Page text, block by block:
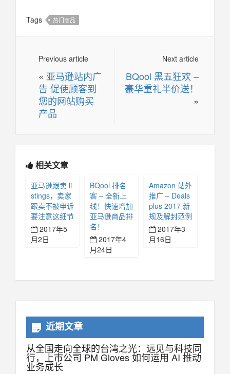
Tags 热门商品
Next article
BQool 黑五狂欢 –
豪华重礼半价送！
»
Previous article
« 亚马逊站内广
告 促使顾客到
您的网站购买
产品
相关文章
亚马逊跟卖 li
stings，卖家
跟卖不被申诉
要注意这细节
2017年5
月2日
BQool 排名
客 – 全新上
线！快速增加
亚马逊商品排
名！
2017年4
月24日
Amazon 站外
推广 – Deals
plus 2017 新
规及解封范例
2017年3
月16日
近期文章
从全国走向全球的台湾之光：远见与科技同
行，上市公司 PM Gloves 如何运用 AI 推动
业务成长